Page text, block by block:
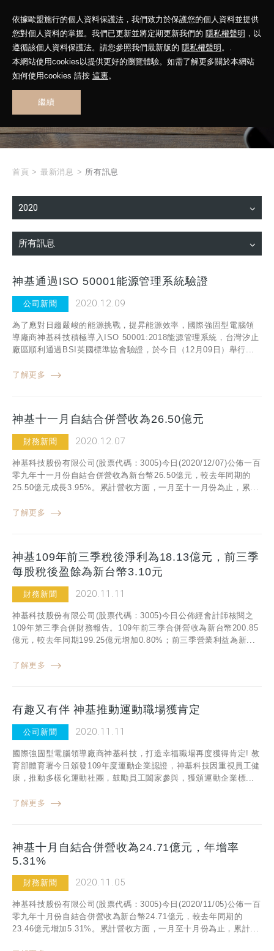
依據歐盟施行的個人資料保護法，我們致力於保護您的個人資料並提供
您對個人資料的掌握。我們已更新並將定期更新我們的 隱私權聲明 ，以
遵循該個人資料保護法。請您參照我們最新版的 隱私權聲明 。.
本網站使用cookies以提供更好的瀏覽體驗。如需了解更多關於本網站
如何使用cookies 請按 這裏。
繼續
WHAT'S NEW
首頁 > 最新消息 > 所有訊息
2020
所有訊息
神基通過ISO 50001能源管理系統驗證
公司新聞 2020.12.09
為了應對日趨嚴峻的能源挑戰，提昇能源效率，國際強固型電腦領
導廠商神基科技積極導入ISO 50001:2018能源管理系統，台灣汐止
廠區順利通過BSI英國標準協會驗證，於今日（12月09日）舉行...
了解更多
神基十一月自結合併營收為26.50億元
財務新聞 2020.12.07
神基科技股份有限公司(股票代碼：3005)今日(2020/12/07)公佈一百
零九年十一月份自結合併營收為新台幣26.50億元，較去年同期的
25.50億元成長3.95%。累計營收方面，一月至十一月份為止，累...
了解更多
神基109年前三季稅後淨利為18.13億元，前三季
每股稅後盈餘為新台幣3.10元
財務新聞 2020.11.11
神基科技股份有限公司(股票代碼：3005)今日公佈經會計師核閱之
109年第三季合併財務報告。109年前三季合併營收為新台幣200.85
億元，較去年同期199.25億元增加0.80%；前三季營業利益為新...
了解更多
有趣又有伴 神基推動運動職場獲肯定
公司新聞 2020.11.11
國際強固型電腦領導廠商神基科技，打造幸福職場再度獲得肯定! 教
育部體育署今日頒發109年度運動企業認證，神基科技因重視員工健
康，推動多樣化運動社團，鼓勵員工闔家參與，獲頒運動企業標...
了解更多
神基十月自結合併營收為24.71億元，年增率
5.31%
財務新聞 2020.11.05
神基科技股份有限公司(股票代碼：3005)今日(2020/11/05)公佈一百
零九年十月份自結合併營收為新台幣24.71億元，較去年同期的
23.46億元增加5.31%。累計營收方面，一月至十月份為止，累計...